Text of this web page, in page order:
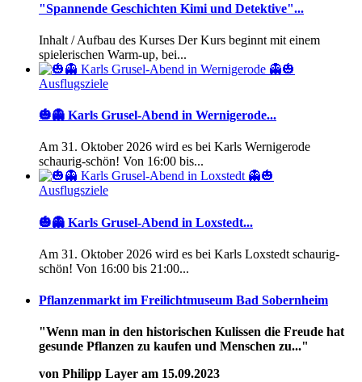
"Spannende Geschichten Kimi und Detektive"...
Inhalt / Aufbau des Kurses Der Kurs beginnt mit einem
spielerischen Warm-up, bei...
Ausflugsziele
🎃👻 Karls Grusel-Abend in Wernigerode...
Am 31. Oktober 2026 wird es bei Karls Wernigerode
schaurig-schön! Von 16:00 bis...
Ausflugsziele
🎃👻 Karls Grusel-Abend in Loxstedt...
Am 31. Oktober 2026 wird es bei Karls Loxstedt schaurig-
schön! Von 16:00 bis 21:00...
Pflanzenmarkt im Freilichtmuseum Bad Sobernheim
"Wenn man in den historischen Kulissen die Freude hat
gesunde Pflanzen zu kaufen und Menschen zu..."
von Philipp Layer am 15.09.2023